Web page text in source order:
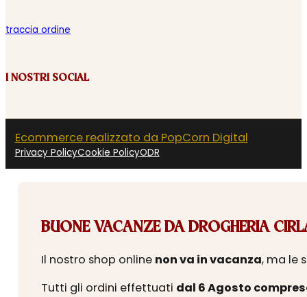
traccia ordine
I NOSTRI SOCIAL
Ecommerce realizzato da PopCorn Digital
Privacy PolicyCookie PolicyODR
BUONE VACANZE DA DROGHERIA
Il nostro shop online non va in vacanza, ma le
Tutti gli ordini effettuati dal 6 Agosto